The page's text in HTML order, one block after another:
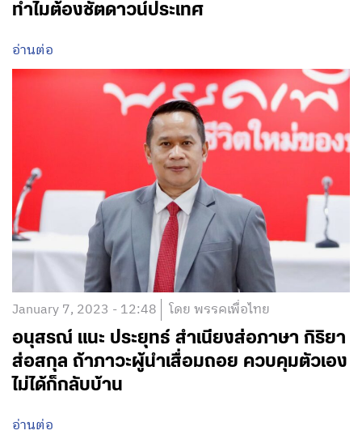
ทำไมต้องชัตดาวน์ประเทศ
อ่านต่อ
January 7, 2023 - 12:48 โดย พรรคเพื่อไทย
อนุสรณ์ แนะ ประยุทธ์ สำเนียงส่อภาษา กิริยา
ส่อสกุล ถ้าภาวะผู้นำเสื่อมถอย ควบคุมตัวเอง
ไม่ได้ก็กลับบ้าน
อ่านต่อ